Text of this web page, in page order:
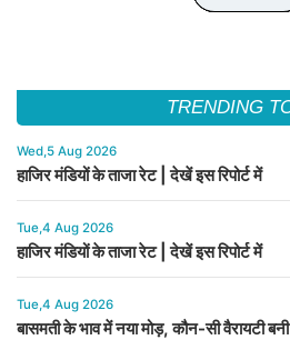
TRENDING
Wed,5 Aug 2026
हाजिर मंडियों के ताजा रेट | देखें इस रिपोर्ट में
Tue,4 Aug 2026
हाजिर मंडियों के ताजा रेट | देखें इस रिपोर्ट में
Tue,4 Aug 2026
बासमती के भाव में नया मोड़, कौन-सी वैरायटी